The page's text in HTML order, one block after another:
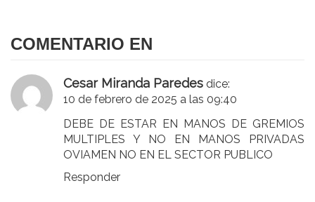
COMENTARIO EN
Cesar Miranda Paredes dice:
10 de febrero de 2025 a las 09:40
DEBE DE ESTAR EN MANOS DE GREMIOS
MULTIPLES Y NO EN MANOS PRIVADAS
OVIAMEN NO EN EL SECTOR PUBLICO
Responder